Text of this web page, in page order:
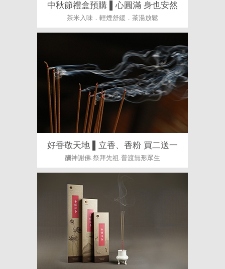
中秋節禮盒預購 ▌心圓滿 身也安然
茶米入味．輕煙舒緩．茶湯放鬆
好香敬天地 ▌立香、香粉 買二送一
酬神謝佛.祭拜先祖.普渡無形眾生